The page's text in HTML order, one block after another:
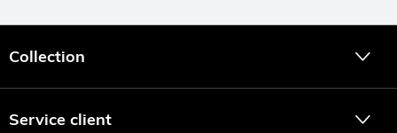
Collection
Service client